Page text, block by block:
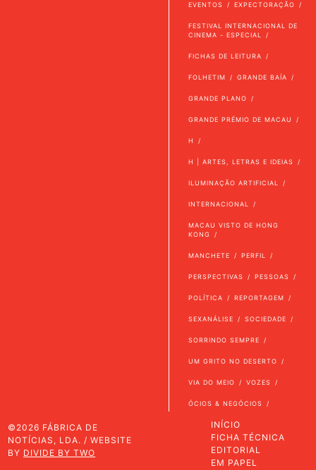
EVENTOS EXPECTORAÇÃO
FESTIVAL INTERNACIONAL DE
CINEMA - ESPECIAL
FICHAS DE LEITURA
FOLHETIM GRANDE BAÍA
GRANDE PLANO
GRANDE PRÉMIO DE MACAU
H
H | ARTES, LETRAS E IDEIAS
ILUMINAÇÃO ARTIFICIAL
INTERNACIONAL
MACAU VISTO DE HONG
KONG
MANCHETE PERFIL
PERSPECTIVAS PESSOAS
POLÍTICA REPORTAGEM
SEXANÁLISE SOCIEDADE
SORRINDO SEMPRE
UM GRITO NO DESERTO
VIA DO MEIO VOZES
ÓCIOS & NEGÓCIOS
©2026 FÁBRICA DE
NOTÍCIAS, LDA. / WEBSITE
BY DIVIDE BY TWO
INÍCIO
FICHA TÉCNICA
EDITORIAL
EM PAPEL